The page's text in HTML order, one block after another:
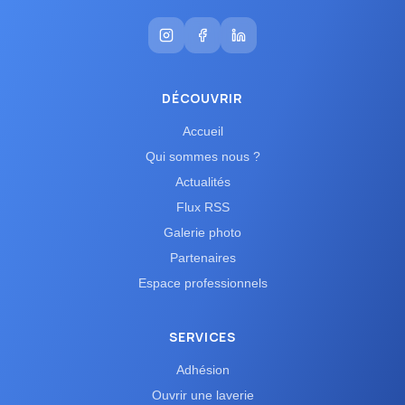
DÉCOUVRIR
Accueil
Qui sommes nous ?
Actualités
Flux RSS
Galerie photo
Partenaires
Espace professionnels
SERVICES
Adhésion
Ouvrir une laverie